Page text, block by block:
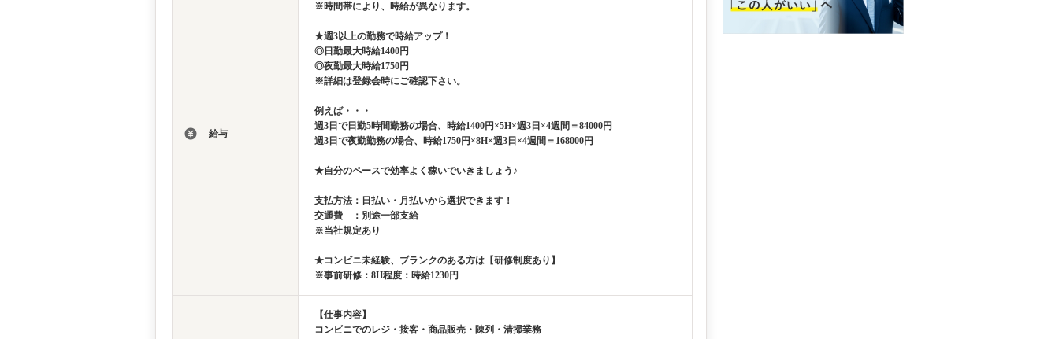
給与
※時間帯により、時給が異なります。
★週3以上の勤務で時給アップ！
◎日勤最大時給1400円
◎夜勤最大時給1750円
※詳細は登録会時にご確認下さい。
例えば・・・
週3日で日勤5時間勤務の場合、時給1400円×5H×週3日×4週間＝84000円
週3日で夜勤勤務の場合、時給1750円×8H×週3日×4週間＝168000円
★自分のペースで効率よく稼いでいきましょう♪
支払方法：日払い・月払いから選択できます！
交通費 ：別途一部支給
※当社規定あり
★コンビニ未経験、ブランクのある方は【研修制度あり】
※事前研修：8H程度：時給1230円
【仕事内容】
コンビニでのレジ・接客・商品販売・陳列・清掃業務